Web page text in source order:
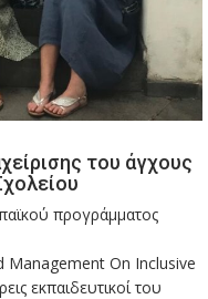
του άγχους
προγράμματος
Management On Inclusive
εκπαιδευτικοί του